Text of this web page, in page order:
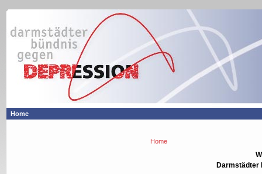
Home
Home
Darmstädter